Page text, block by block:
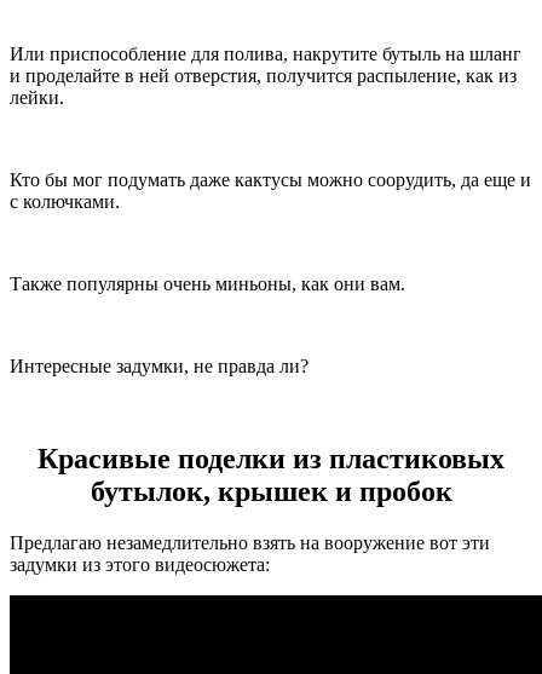
Или приспособление для полива, накрутите бутыль на шланг
и проделайте в ней отверстия, получится распыление, как из
лейки.
Кто бы мог подумать даже кактусы можно соорудить, да еще и
с колючками.
Также популярны очень миньоны, как они вам.
Интересные задумки, не правда ли?
Красивые поделки из пластиковых
бутылок, крышек и пробок
Предлагаю незамедлительно взять на вооружение вот эти
задумки из этого видеосюжета: